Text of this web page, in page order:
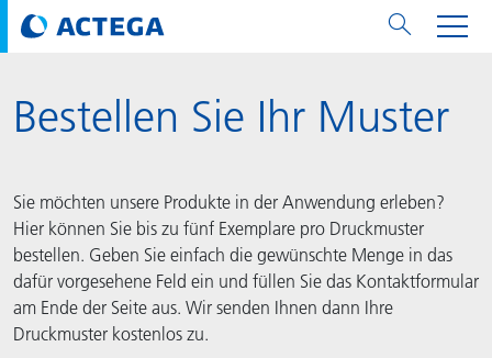
Bestellen Sie Ihr Muster
Sie möchten unsere Produkte in der Anwendung erleben?
Hier können Sie bis zu fünf Exemplare pro Druckmuster
bestellen. Geben Sie einfach die gewünschte Menge in das
dafür vorgesehene Feld ein und füllen Sie das Kontaktformular
am Ende der Seite aus. Wir senden Ihnen dann Ihre
Druckmuster kostenlos zu.
Paper & Board
Paper & Board
Lacke
Druckfarben
Klebstoffe
Flexible Packaging & Alu Foil
Flexible Packaging & Alu Foil
Lacke
Druckfarben
Klebstoffe
Labels
Labels
Lacke
Druckfarben
Klebstoffe
Metal Packaging & Closures
Metal Packaging & Closures
Lacke
Sealants
Druckfarben
Technologies
DIVAR®
ECOLEAF®
ROTARflow
Marken
ACTDigi
ACTEbond
ACTEcoat
Services
Rechner
Lackmengenrechner
Farbmengenrechner
How To
Troubleshooting
Nachhaltigkeit
Klimastrategie
Kreislaufwirtschaft
Zertifizierungen
PPWR
Bees at ACTEGA
Solar Energy
ACTEGA Bag
Über ACTEGA
ACTEGA Weltweit
Management Team
Markenversprechen
Flexible Packaging
Metal Packaging Solutions
Paper & Board
Gesellschaften
ACTEGA Artistica
ACTEGA Do Brasil
ACTEGA Foshan
Presse & Events
News
Messen & Events
Pressemitteilungen
English
Deutsch
Français
Chinese
EMEA
Asien / Ozeanien
China
Nordamerika